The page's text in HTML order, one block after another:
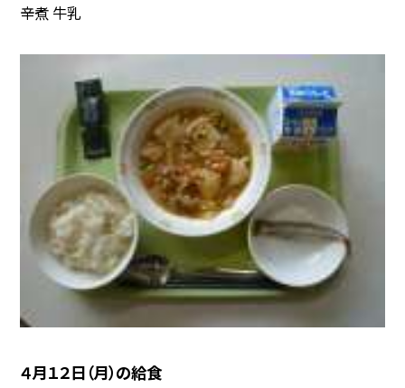
辛煮 牛乳
４月１２日（月）の給食